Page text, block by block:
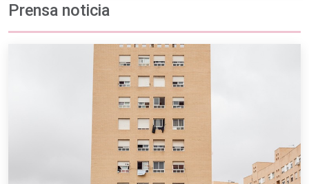
Prensa noticia